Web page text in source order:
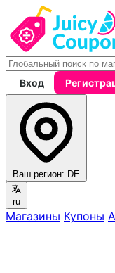
Вход
Ваш регион: DE
ru
Магазины Купоны